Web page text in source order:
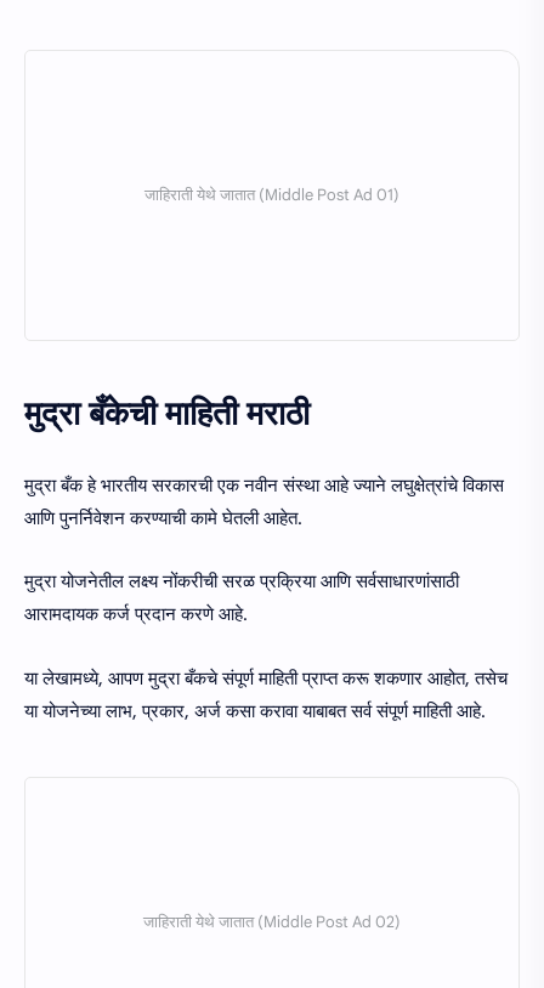
मुद्रा बँकेची माहिती मराठी
मुद्रा बँक हे भारतीय सरकारची एक नवीन संस्था आहे ज्याने लघुक्षेत्रांचे विकास
आणि पुनर्निवेशन करण्याची कामे घेतली आहेत.
मुद्रा योजनेतील लक्ष्य नोंकरीची सरळ प्रक्रिया आणि सर्वसाधारणांसाठी
आरामदायक कर्ज प्रदान करणे आहे.
या लेखामध्ये, आपण मुद्रा बँकचे संपूर्ण माहिती प्राप्त करू शकणार आहोत, तसेच
या योजनेच्या लाभ, प्रकार, अर्ज कसा करावा याबाबत सर्व संपूर्ण माहिती आहे.